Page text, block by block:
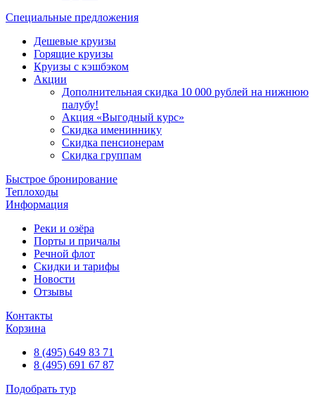
Специальные предложения
Дешевые круизы
Горящие круизы
Круизы с кэшбэком
Акции
Дополнительная скидка 10 000 рублей на нижнюю
палубу!
Акция «Выгодный курс»
Скидка имениннику
Скидка пенсионерам
Скидка группам
Быстрое бронирование
Теплоходы
Информация
Реки и озёра
Порты и причалы
Речной флот
Скидки и тарифы
Новости
Отзывы
Контакты
Корзина
8 (495) 649 83 71
8 (495) 691 67 87
Подобрать тур